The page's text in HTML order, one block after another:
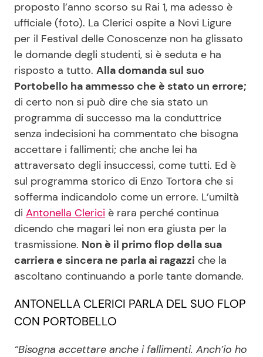
Salute
Viaggi e Turismo
Festività
Ricette Facili e Veloci
Ricette Feste
Ricette per Bambini
Seguici
Info
Chi siamo
Disclaimer e Privacy
Contattaci
Pubblicità
Privacy Policy
proposto l’anno scorso su Rai 1, ma adesso è
ufficiale (foto). La Clerici ospite a Novi Ligure
per il Festival delle Conoscenze non ha glissato
le domande degli studenti, si è seduta e ha
risposto a tutto. Alla domanda sul suo
Portobello ha ammesso che è stato un errore;
di certo non si può dire che sia stato un
programma di successo ma la conduttrice
senza indecisioni ha commentato che bisogna
accettare i fallimenti; che anche lei ha
attraversato degli insuccessi, come tutti. Ed è
sul programma storico di Enzo Tortora che si
sofferma indicandolo come un errore. L’umiltà
di Antonella Clerici è rara perché continua
dicendo che magari lei non era giusta per la
trasmissione. Non è il primo flop della sua
carriera e sincera ne parla ai ragazzi che la
ascoltano continuando a porle tante domande.
ANTONELLA CLERICI PARLA DEL SUO FLOP
CON PORTOBELLO
“Bisogna accettare anche i fallimenti. Anch’io ho